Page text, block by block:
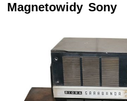
Magnetowidy Sony